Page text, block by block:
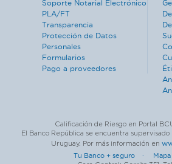
Soporte Notarial Electrónico
PLA/FT
Transparencia
Protección de Datos
Personales
Formularios
Pago a proveedores
Calificación de Riesgo en Portal
El Banco República se encuentra
Uruguay. Por más información en
Tu Banco + seguro ·